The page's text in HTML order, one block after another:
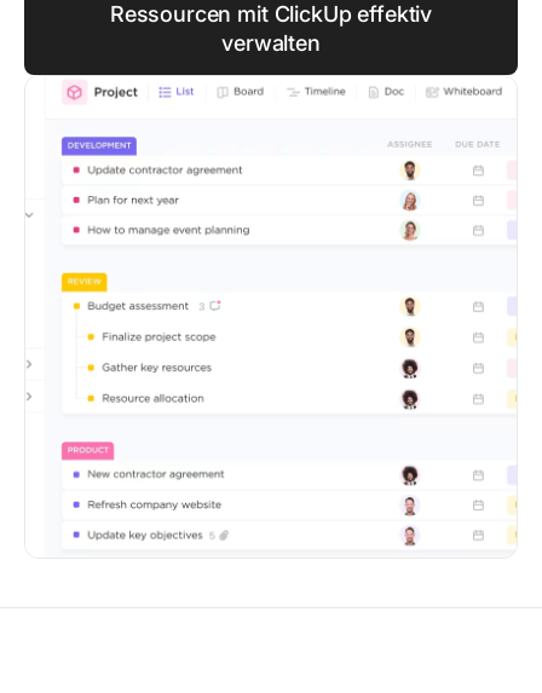
Ressourcen mit ClickUp effektiv
verwalten